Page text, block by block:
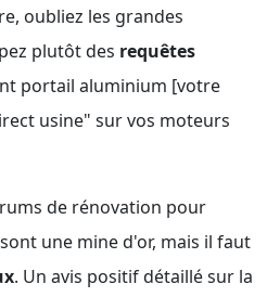
oubliez les grandes
plutôt des requêtes
portail aluminium [votre
usine" sur vos moteurs
de rénovation pour
une mine d'or, mais il faut
. Un avis positif détaillé sur la